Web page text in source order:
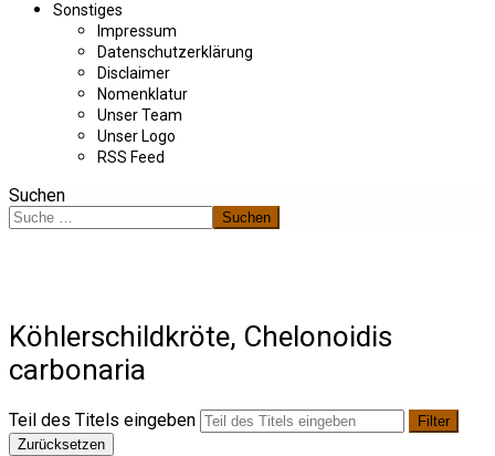
Sonstiges
Impressum
Datenschutzerklärung
Disclaimer
Nomenklatur
Unser Team
Unser Logo
RSS Feed
Suchen
Suchen
Köhlerschildkröte, Chelonoidis
carbonaria
Teil des Titels eingeben
Filter
Zurücksetzen